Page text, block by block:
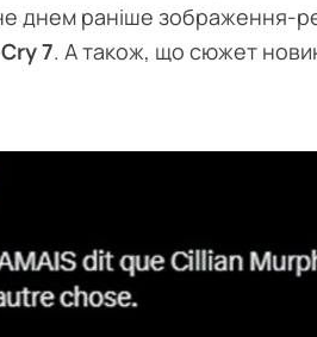
днем раніше зображення-
7. А також, що сюжет